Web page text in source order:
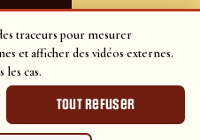
traceurs pour mesurer
et afficher des vidéos externes.
les cas.
Tout refuser